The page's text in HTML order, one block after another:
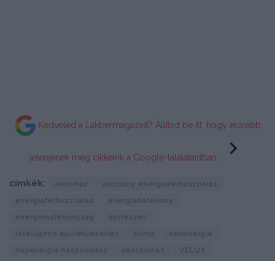
Kedveled a Lakbermagazint? Állítsd be itt, hogy előrébb
jelenjenek meg cikkeink a Google-találataidban.
címkék: aktívház
alacsony energiafelhasználás
energiafelhasználás
energiahatékony
energiahatékonyság
építészet
intelligens épületvezérlés
klíma
napenergia
napenergia hasznosítás
passzívház VELUX